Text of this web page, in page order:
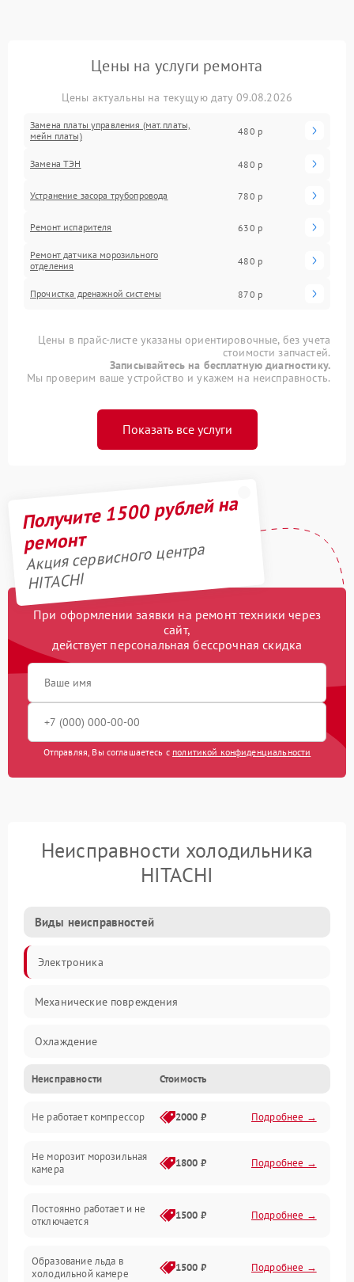
Цены на услуги ремонта
Цены актуальны на текущую дату 09.08.2026
Замена платы управления (мат.платы,
мейн платы)
480 р
Замена ТЭН 480 р
Устранение засора трубопровода 780 р
Ремонт испарителя 630 р
Ремонт датчика морозильного
отделения
480 р
Прочистка дренажной системы 870 р
Цены в прайс-листе указаны ориентировочные, без учета
стоимости запчастей.
Записывайтесь на бесплатную диагностику.
Мы проверим ваше устройство и укажем на неисправность.
Показать все услуги
Получите 1500 рублей на
ремонт
Акция сервисного центра
HITACHI
При оформлении заявки на ремонт техники через
сайт,
действует персональная бессрочная скидка
Отправляя, Вы соглашаетесь с политикой конфиденциальности
Неисправности холодильника
HITACHI
Виды неисправностей
Электроника
Механические повреждения
Охлаждение
Механика
Электропитание
Дренаж
Неисправности Стоимость
Не работает компрессор 2000 ₽ Подробнее →
Не морозит морозильная
камера
1800 ₽ Подробнее →
Постоянно работает и не
отключается
1500 ₽ Подробнее →
Образование льда в
холодильной камере
1500 ₽ Подробнее →